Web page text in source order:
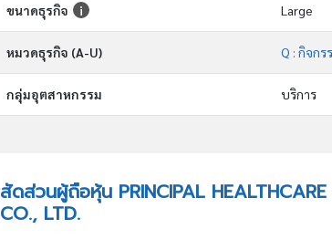
ขนาดธุรกิจ Large
หมวดธุรกิจ (A-U)
กลุ่มอุตสาหกรรม บริการ
วัตถุประสงค์
สัดส่วนผู้ถือหุ้น PRINCIPAL
CO., LTD.